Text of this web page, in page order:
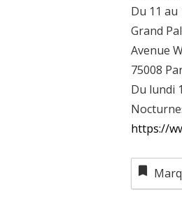
Du 11
Grand
Avenue
75008
Du lundi
https://